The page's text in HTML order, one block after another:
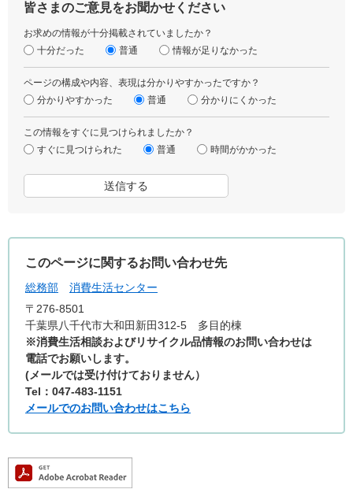
皆さまのご意見をお聞かせください
お求めの情報が十分掲載されていましたか？
十分だった
普通 情報が足りなかった
ページの構成や内容、表現は分かりやすかったですか？
分かりやすかった
普通 分かりにくかった
この情報をすぐに見つけられましたか？
すぐに見つけられた
普通 時間がかかった
このページに関するお問い合わせ先
総務部
消費生活センター
〒276-8501
千葉県八千代市大和田新田312-5 多目的棟
※消費生活相談およびリサイクル品情報のお問い合わせは
電話でお願いします。
(メールでは受け付けておりません）
Tel：047-483-1151
メールでのお問い合わせはこちら